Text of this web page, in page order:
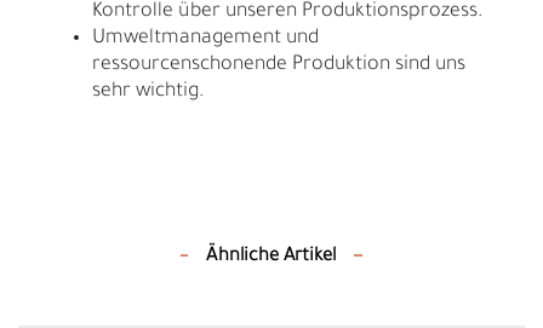
Kontrolle über unseren Produktionsprozess.
Umweltmanagement und
ressourcenschonende Produktion sind uns
sehr wichtig.
Ähnliche Artikel